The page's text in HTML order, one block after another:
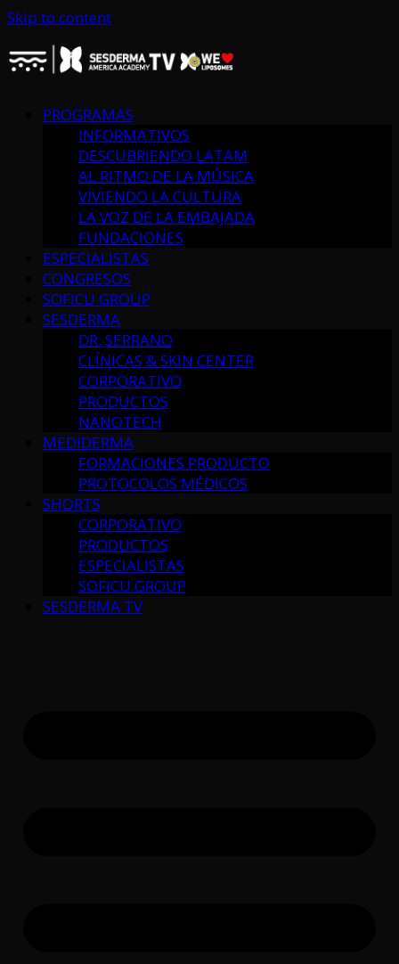
Skip to content
PROGRAMAS
INFORMATIVOS
DESCUBRIENDO LATAM
AL RITMO DE LA MÚSICA
VIVIENDO LA CULTURA
LA VOZ DE LA EMBAJADA
FUNDACIONES
ESPECIALISTAS
CONGRESOS
SOFICU GROUP
SESDERMA
DR. SERRANO
CLÍNICAS & SKIN CENTER
CORPORATIVO
PRODUCTOS
NANOTECH
MEDIDERMA
FORMACIONES PRODUCTO
PROTOCOLOS MÉDICOS
SHORTS
CORPORATIVO
PRODUCTOS
ESPECIALISTAS
SOFICU GROUP
SESDERMA TV